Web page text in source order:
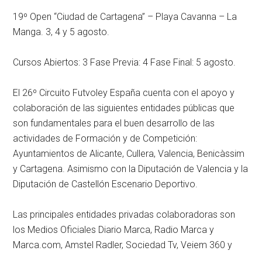
19º Open “Ciudad de Cartagena” – Playa Cavanna – La
Manga. 3, 4 y 5 agosto.
Cursos Abiertos: 3 Fase Previa: 4 Fase Final: 5 agosto.
El 26º Circuito Futvoley España cuenta con el apoyo y
colaboración de las siguientes entidades públicas que
son fundamentales para el buen desarrollo de las
actividades de Formación y de Competición:
Ayuntamientos de Alicante, Cullera, Valencia, Benicàssim
y Cartagena. Asimismo con la Diputación de Valencia y la
Diputación de Castellón Escenario Deportivo.
Las principales entidades privadas colaboradoras son
los Medios Oficiales Diario Marca, Radio Marca y
Marca.com, Amstel Radler, Sociedad Tv, Veiem 360 y